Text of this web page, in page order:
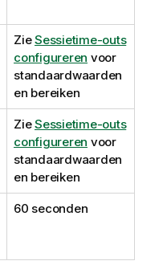
ZieSessietime-outs
configureren voor
standaardwaarden
en bereiken
ZieSessietime-outs
configureren voor
standaardwaarden
en bereiken
60 seconden